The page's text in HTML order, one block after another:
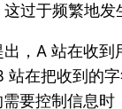
过于频繁地发
，A 站在收到
站在把收到的
要控制信息时